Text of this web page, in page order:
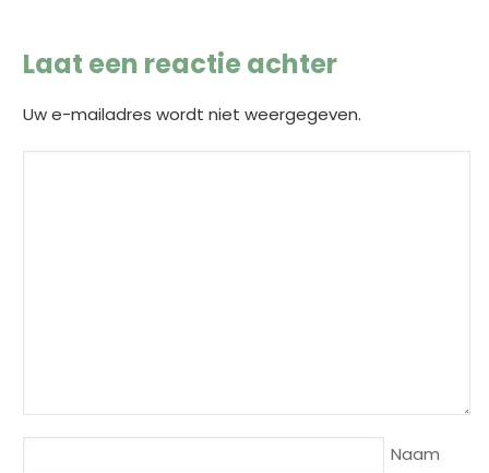
Laat een reactie achter
Uw e-mailadres wordt niet weergegeven.
Naam